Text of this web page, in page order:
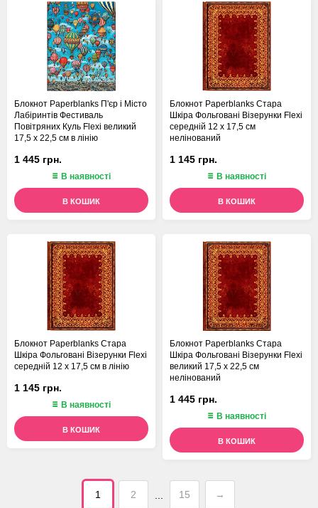
Блокнот Paperblanks П'єр і Місто
Лабіринтів Фестиваль
Повітряних Куль Flexi великий
17,5 х 22,5 см в лінію
1 445 грн.
В наявності
В КОШИК
Блокнот Paperblanks Стара
Шкіра Фольговані Візерунки Flexi
середній 12 х 17,5 см
нелінований
1 145 грн.
В наявності
В КОШИК
Блокнот Paperblanks Стара
Шкіра Фольговані Візерунки Flexi
середній 12 х 17,5 см в лінію
1 145 грн.
В наявності
В КОШИК
Блокнот Paperblanks Стара
Шкіра Фольговані Візерунки Flexi
великий 17,5 х 22,5 см
нелінований
1 445 грн.
В наявності
В КОШИК
1 2 15 →